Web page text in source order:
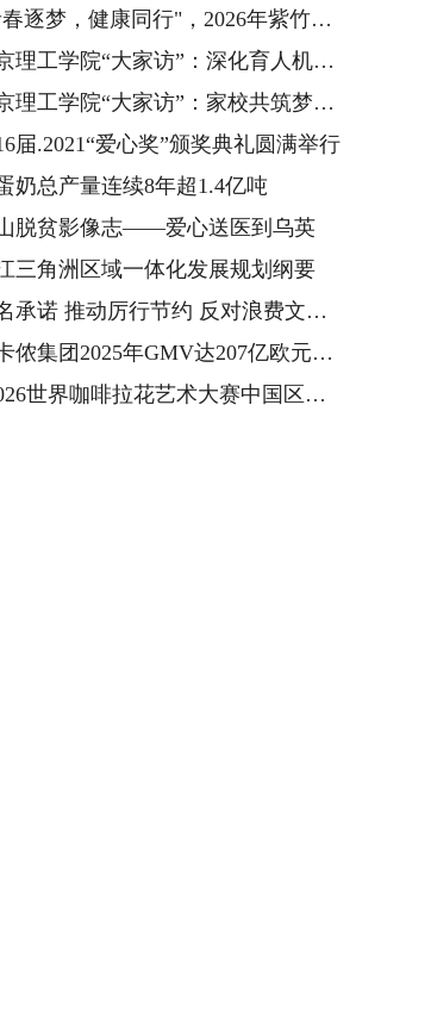
梦，健康同行"，2026年紫竹青春健康校园行在京启动
工学院“大家访”：深化育人机制，凝聚家校合力
工学院“大家访”：家校共筑梦，师生连心访
届.2021“爱心奖”颁奖典礼圆满举行
奶总产量连续8年超1.4亿吨
脱贫影像志——爱心送医到乌英
三角洲区域一体化发展规划纲要
承诺 推动厉行节约 反对浪费文明新风尚
团2025年GMV达207亿欧元，以全产业链一体化优势驱动业绩增长与可持续转型
界咖啡拉花艺术大赛中国区总决赛收官，雀巢专业餐饮以品质护航赛事